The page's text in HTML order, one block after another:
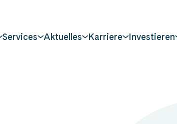
Services Aktuelles Karriere Investieren